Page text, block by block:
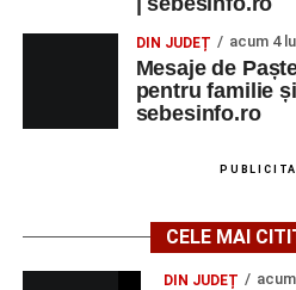
DIN JUDEȚ acum 4
Mesaje de
pentru familie și
sebesinfo.ro
CELE MAI
DIN JUDEȚ